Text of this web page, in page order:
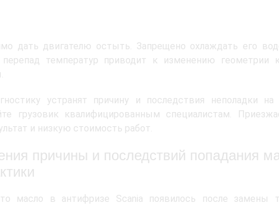
дать двигателю остыть. Запрещено охлаждать его
температур приводит к изменению геометрии
устранят причину и последствия неполадки
грузовик квалифицированным специалистам.
и низкую стоимость работ.
причины и последствий попадания
масло в антифризе Scania появилось после замены